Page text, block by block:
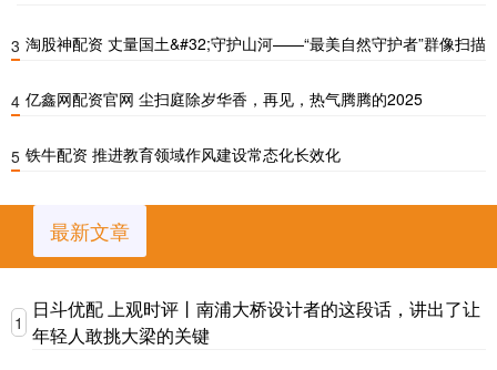
3 淘股神配资 丈量国土&#32;守护山河——“最美自然守护者”群像扫描
4 亿鑫网配资官网 尘扫庭除岁华香，再见，热气腾腾的2025
5 铁牛配资 推进教育领域作风建设常态化长效化
最新文章
1
日斗优配 上观时评丨南浦大桥设计者的这段话，讲出了让
年轻人敢挑大梁的关键